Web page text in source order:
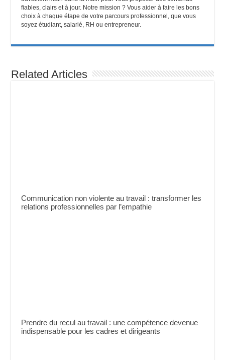
fiables, clairs et à jour. Notre mission ? Vous aider à faire les bons
choix à chaque étape de votre parcours professionnel, que vous
soyez étudiant, salarié, RH ou entrepreneur.
Related Articles
Communication non violente au travail : transformer les
relations professionnelles par l’empathie
Prendre du recul au travail : une compétence devenue
indispensable pour les cadres et dirigeants